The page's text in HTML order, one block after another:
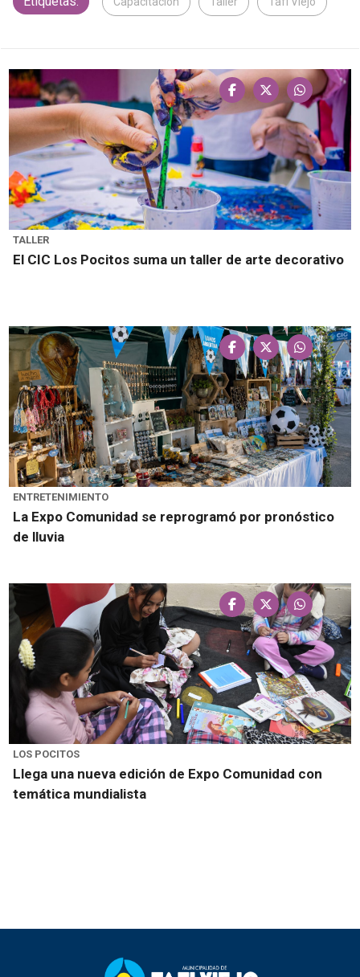
TALLER
El CIC Los Pocitos suma un taller de arte decorativo
ENTRETENIMIENTO
La Expo Comunidad se reprogramó por pronóstico
de lluvia
LOS POCITOS
Llega una nueva edición de Expo Comunidad con
temática mundialista